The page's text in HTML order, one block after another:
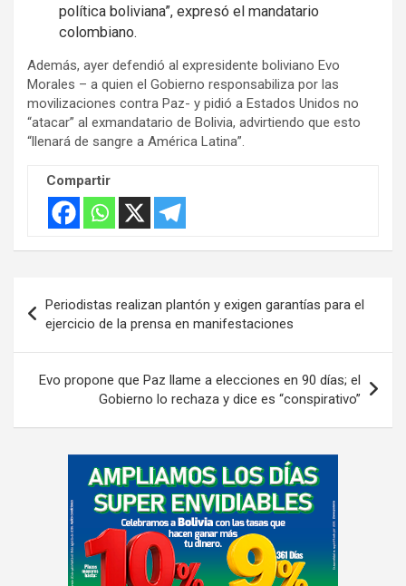
política boliviana”, expresó el mandatario
colombiano.
Además, ayer defendió al expresidente boliviano Evo
Morales – a quien el Gobierno responsabiliza por las
movilizaciones contra Paz- y pidió a Estados Unidos no
“atacar” al exmandatario de Bolivia, advirtiendo que esto
“llenará de sangre a América Latina”.
Compartir
de
entradas
Periodistas realizan plantón y exigen garantías para el
ejercicio de la prensa en manifestaciones
Evo propone que Paz llame a elecciones en 90 días; el
Gobierno lo rechaza y dice es “conspirativo”